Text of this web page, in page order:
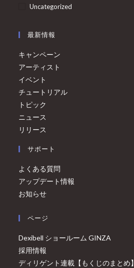
Uncategorized
最新情報
キャンペーン
アーティスト
イベント
チュートリアル
トピック
ニュース
リリース
サポート
よくある質問
アップデート情報
お知らせ
ページ
Dexibell ショールーム GINZA
採用情報
ディリゲント連載【もくじのまとめ】